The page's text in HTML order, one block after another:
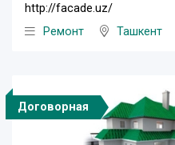
http://facade.uz/
Ремонт
Ташкент
Договорная